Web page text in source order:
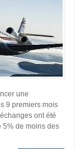
une
9 premiers mois
ont été
5% de moins des